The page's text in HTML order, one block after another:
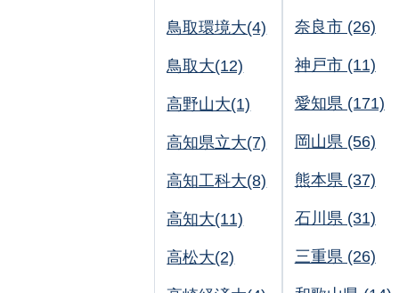
鳥取環境大(4)
鳥取大(12)
高野山大(1)
高知県立大(7)
高知工科大(8)
高知大(11)
高松大(2)
奈良市 (26)
神戸市 (11)
愛知県 (171)
岡山県 (56)
熊本県 (37)
石川県 (31)
三重県 (26)